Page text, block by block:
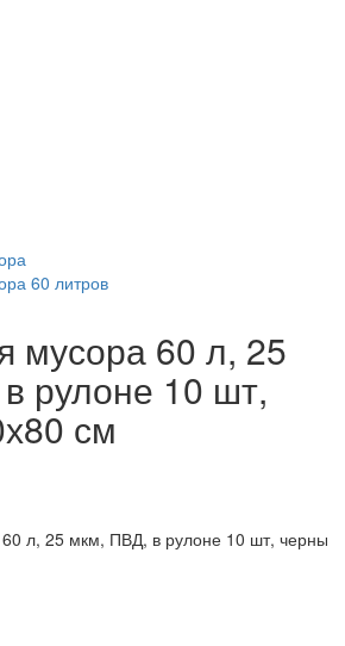
60 литров
мусора 60 л, 25
рулоне 10 шт,
см